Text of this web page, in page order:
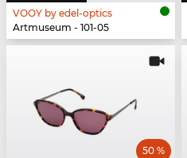
VOOY by edel-optics
Artmuseum - 101-05
50 %